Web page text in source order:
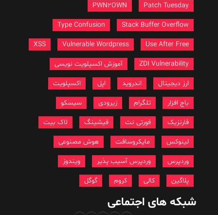
Patch Tuesday
PWN2OWN
Stack Buffer Overflow
Type Confusion
Use After Free
Vulnerable Wordpress
ZDI Vulnerability آموزش اکسپلویت نویسی
ارز دیجیتال اندروید اکسپلویت
باج افزار تلگرام زیرودی سیسکو
فارنزیک فورتی نت فیشینگ لاک بیت
لینوکس مایکروسافت هوش مصنوعی
وردپرس وردپرس آسیب پذیر ویندوز
پلاگین
شبکه های اجتماعی